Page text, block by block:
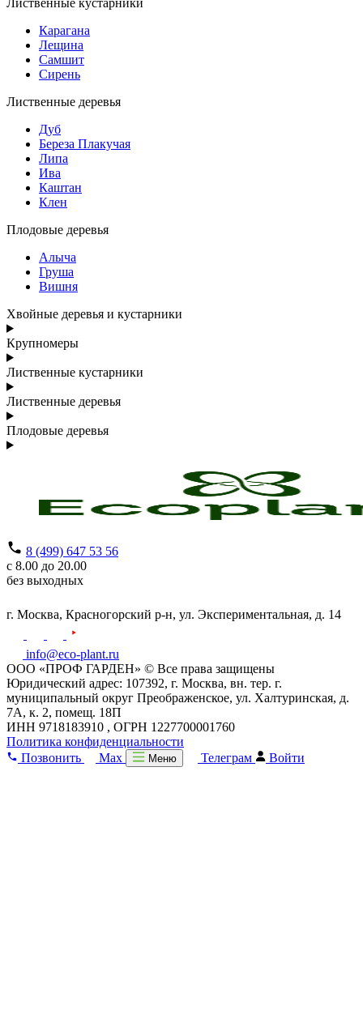
Карагана
Лещина
Самшит
Сирень
Лиственные деревья
Дуб
Береза Плакучая
Липа
Ива
Каштан
Клен
Плодовые деревья
Алыча
Груша
Вишня
Хвойные деревья и кустарники
Крупномеры
Лиственные кустарники
Лиственные деревья
Плодовые деревья
8 (499) 647 53 56
с 8.00 до 20.00
без выходных
г. Москва, Красногорский р-н, ул. Экспериментальная, д. 14
info@eco-plant.ru
ООО «ПРОФ ГАРДЕН» © Все права защищены
Юридический адрес: 107392, г. Москва, вн. тер. г.
муниципальный округ Преображенское, ул. Халтуринская, д.
7А, к. 2, помещ. 18П
ИНН 9718183910 , ОГРН 1227700001760
Политика конфиденциальности
Позвонить
Max Меню Телеграм Войти